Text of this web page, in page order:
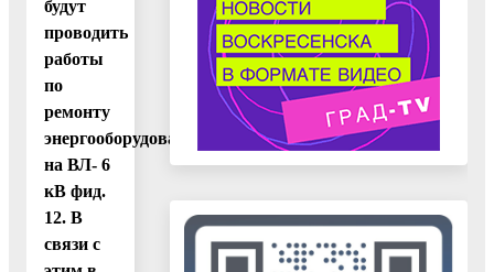
будут
проводить
работы
по
ремонту
энергооборудования
на ВЛ- 6
кВ фид.
12. В
связи с